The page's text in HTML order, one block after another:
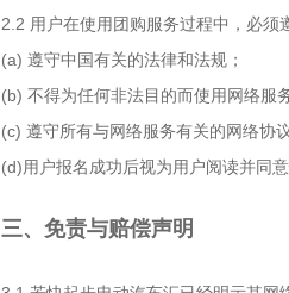
2.2 用户在使用团购服务过程中，必须
(a) 遵守中国有关的法律和法规；
(b) 不得为任何非法目的而使用网络服
(c) 遵守所有与网络服务有关的网络协
(d)用户报名成功后视为用户阅读并同
三、免责与赔偿声明